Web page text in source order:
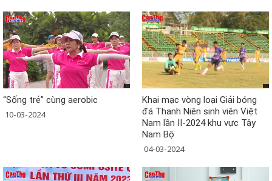
“Sống trẻ” cùng aerobic
10-03-2024
Khai mạc vòng loại Giải bóng
đá Thanh Niên sinh viên Việt
Nam lần II-2024 khu vực Tây
Nam Bộ
04-03-2024